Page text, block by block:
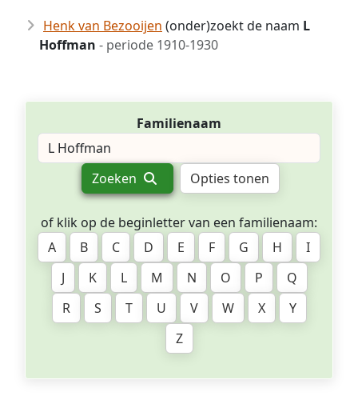
Henk van Bezooijen (onder)zoekt de naam L
Hoffman - periode 1910-1930
Familienaam
Zoeken Opties tonen
of klik op de beginletter van een familienaam:
A
B C D E F G H
I
J
K L M N O P
Q
R
S T U V W X
Y
Z